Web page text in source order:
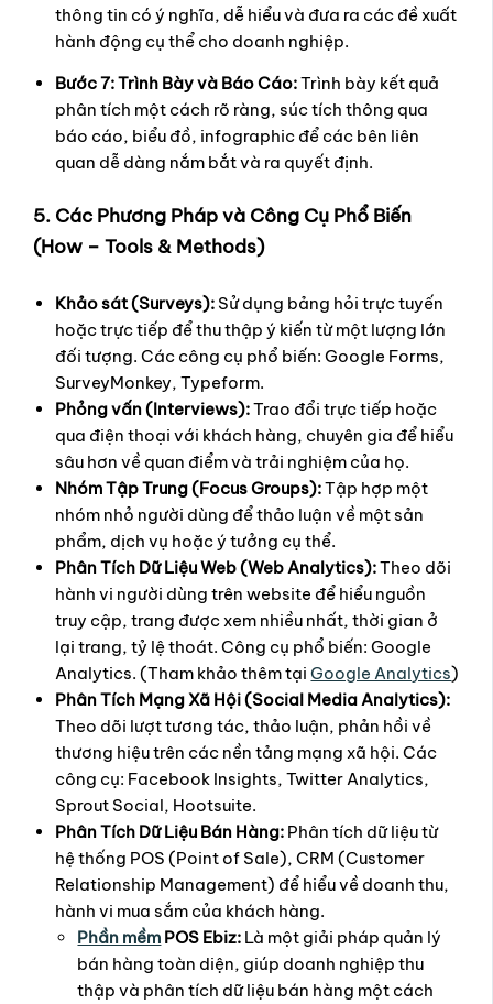
thông tin có ý nghĩa, dễ hiểu và đưa ra các đề xuất
hành động cụ thể cho doanh nghiệp.
Bước 7: Trình Bày và Báo Cáo:Trình bày kết quả
phân tích một cách rõ ràng, súc tích thông qua
báo cáo, biểu đồ, infographic để các bên liên
quan dễ dàng nắm bắt và ra quyết định.
5. Các Phương Pháp và Công Cụ Phổ Biến
(How – Tools & Methods)
Khảo sát (Surveys): Sử dụng bảng hỏi trực tuyến
hoặc trực tiếp để thu thập ý kiến từ một lượng lớn
đối tượng. Các công cụ phổ biến: Google Forms,
SurveyMonkey, Typeform.
Phỏng vấn (Interviews):Trao đổi trực tiếp hoặc
qua điện thoại với khách hàng, chuyên gia để hiểu
sâu hơn về quan điểm và trải nghiệm của họ.
Nhóm Tập Trung (Focus Groups):Tập hợp một
nhóm nhỏ người dùng để thảo luận về một sản
phẩm, dịch vụ hoặc ý tưởng cụ thể.
Phân Tích Dữ Liệu Web (Web Analytics):Theo dõi
hành vi người dùng trên website để hiểu nguồn
truy cập, trang được xem nhiều nhất, thời gian ở
lại trang, tỷ lệ thoát. Công cụ phổ biến: Google
Analytics. (Tham khảo thêm tạiGoogle Analytics)
Phân Tích Mạng Xã Hội (Social Media Analytics):
Theo dõi lượt tương tác, thảo luận, phản hồi về
thương hiệu trên các nền tảng mạng xã hội. Các
công cụ: Facebook Insights, Twitter Analytics,
Sprout Social, Hootsuite.
Phân Tích Dữ Liệu Bán Hàng: Phân tích dữ liệu từ
hệ thống POS (Point of Sale), CRM (Customer
Relationship Management) để hiểu về doanh thu,
hành vi mua sắm của khách hàng.
Phần mềm POS Ebiz: Là một giải pháp quản lý
bán hàng toàn diện, giúp doanh nghiệp thu
thập và phân tích dữ liệu bán hàng một cách